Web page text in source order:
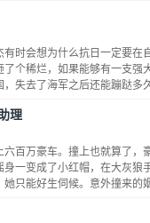
会有怎样的结局呢？
有时会想为什么抗日一定要在
个稀烂，如果能够有一支强
失去了海军之后还能蹦跶多
是无聊时候的妄想罢了。不
穿越，往返与现代和民国的
理
百万豪车。撞上也就算了，
一变成了小红帽，在大灰狼
她只能好生伺候。意外撞来的